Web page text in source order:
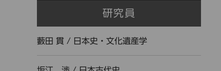
研究員
藪田 貫 / 日本史・文化遺産学